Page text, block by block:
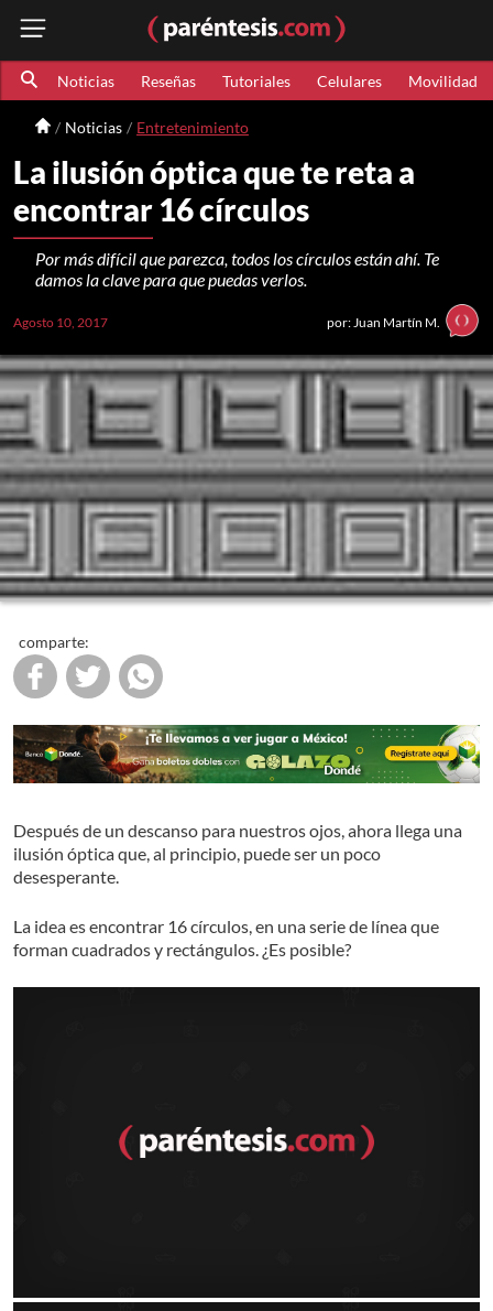
Noticias Reseñas Tutoriales Celulares Movilidad
Noticias Entretenimiento
La ilusión óptica que te reta a
encontrar 16 círculos
Por más difícil que parezca, todos los círculos están ahí. Te
damos la clave para que puedas verlos.
Agosto 10, 2017 por: Juan Martín M.
comparte:
Después de un descanso para nuestros ojos, ahora llega una
ilusión óptica que, al principio, puede ser un poco
desesperante.
La idea es encontrar 16 círculos, en una serie de línea que
forman cuadrados y rectángulos. ¿Es posible?